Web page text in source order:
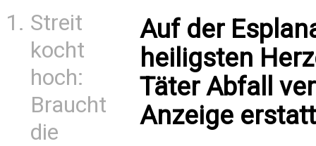
Streit
kocht
hoch:
Braucht
die
Auf der
heiligsten
Täter Abfall
Anzeige